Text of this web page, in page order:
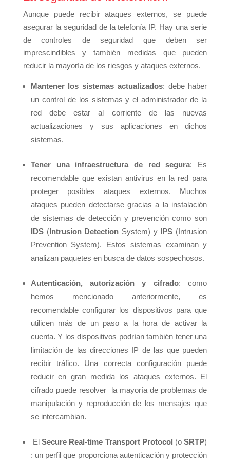
Aunque puede recibir ataques externos, se puede
asegurar la seguridad de la telefonía IP. Hay una serie
de controles de seguridad que deben ser
imprescindibles y también medidas que pueden
reducir la mayoría de los riesgos y ataques externos.
Mantener los sistemas actualizados: debe haber
un control de los sistemas y el administrador de la
red debe estar al corriente de las nuevas
actualizaciones y sus aplicaciones en dichos
sistemas.
Tener una infraestructura de red segura: Es
recomendable que existan antivirus en la red para
proteger posibles ataques externos. Muchos
ataques pueden detectarse gracias a la instalación
de sistemas de detección y prevención como son
IDS(Intrusion Detection System) y IPS (Intrusion
Prevention System). Estos sistemas examinan y
analizan paquetes en busca de datos sospechosos.
Autenticación, autorización y cifrado: como
hemos mencionado anteriormente, es
recomendable configurar los dispositivos para que
utilicen más de un paso a la hora de activar la
cuenta. Y los dispositivos podrían también tener una
limitación de las direcciones IP de las que pueden
recibir tráfico. Una correcta configuración puede
reducir en gran medida los ataques externos. El
cifrado puede resolver la mayoría de problemas de
manipulación y reproducción de los mensajes que
se intercambian.
ElSecure Real-time Transport Protocol (oSRTP)
: un perfil que proporciona autenticación y protección